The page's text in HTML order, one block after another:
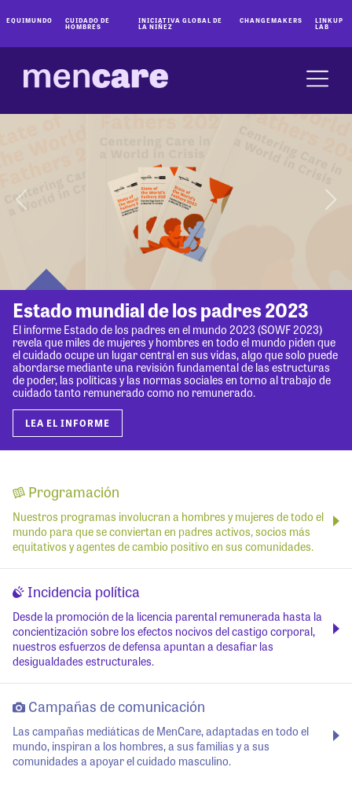
EQUIMUNDO CUIDADO DE
HOMBRES
INICIATIVA GLOBAL DE
LA NIÑEZ
CHANGEMAKERS LINKUP
LAB
Estado mundial de los padres 2023
El informe Estado de los padres en el mundo 2023 (SOWF 2023)
revela que miles de mujeres y hombres en todo el mundo piden que
el cuidado ocupe un lugar central en sus vidas, algo que solo puede
abordarse mediante una revisión fundamental de las estructuras
de poder, las políticas y las normas sociales en torno al trabajo de
cuidado tanto remunerado como no remunerado.
LEA EL INFORME
Programación
Nuestros programas involucran a hombres y mujeres de todo el
mundo para que se conviertan en padres activos, socios más
equitativos y agentes de cambio positivo en sus comunidades.
Incidencia política
Desde la promoción de la licencia parental remunerada hasta la
concientización sobre los efectos nocivos del castigo corporal,
nuestros esfuerzos de defensa apuntan a desafiar las
desigualdades estructurales.
Campañas de comunicación
Las campañas mediáticas de MenCare, adaptadas en todo el
mundo, inspiran a los hombres, a sus familias y a sus
comunidades a apoyar el cuidado masculino.